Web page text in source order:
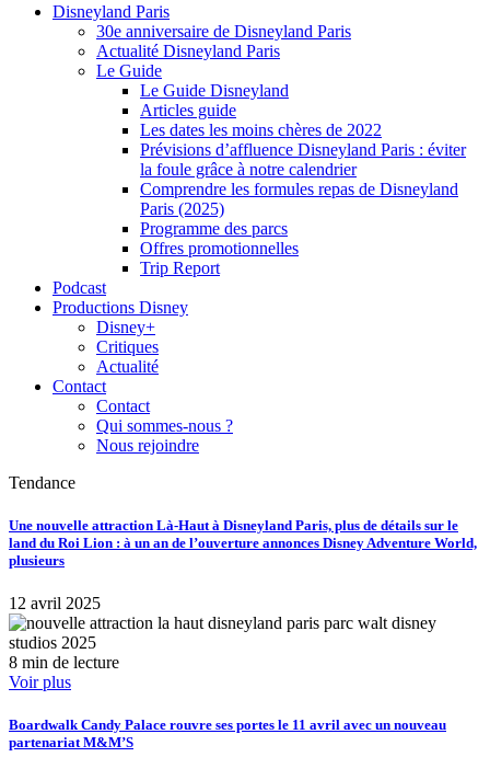
Disneyland Paris
30e anniversaire de Disneyland Paris
Actualité Disneyland Paris
Le Guide
Le Guide Disneyland
Articles guide
Les dates les moins chères de 2022
Prévisions d’affluence Disneyland Paris : éviter
la foule grâce à notre calendrier
Comprendre les formules repas de Disneyland
Paris (2025)
Programme des parcs
Offres promotionnelles
Trip Report
Podcast
Productions Disney
Disney+
Critiques
Actualité
Contact
Contact
Qui sommes-nous ?
Nous rejoindre
Tendance
Une nouvelle attraction Là-Haut à Disneyland Paris, plus de détails sur le
land du Roi Lion : à un an de l’ouverture annonces Disney Adventure World,
plusieurs
12 avril 2025
8 min de lecture
Voir plus
Boardwalk Candy Palace rouvre ses portes le 11 avril avec un nouveau
partenariat M&M’S